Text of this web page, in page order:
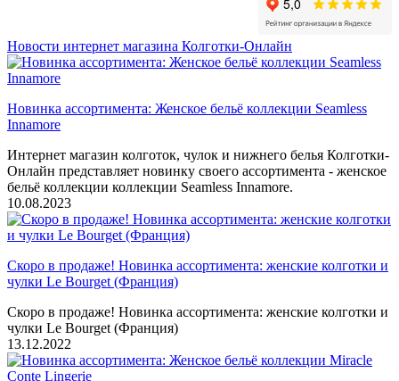
Новости интернет магазина Колготки-Онлайн
Новинка ассортимента: Женское бельё коллекции Seamless
Innamore
Интернет магазин колготок, чулок и нижнего белья Колготки-
Онлайн представляет новинку своего ассортимента - женское
бельё коллекции коллекции Seamless Innamore.
10.08.2023
Скоро в продаже! Новинка ассортимента: женские колготки и
чулки Le Bourget (Франция)
Скоро в продаже! Новинка ассортимента: женские колготки и
чулки Le Bourget (Франция)
13.12.2022